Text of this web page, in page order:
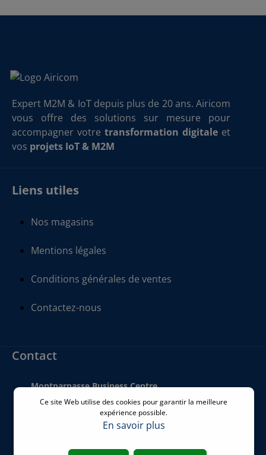
Expert M2M & IoT depuis plus de 20 ans. Airicom
vous offre des solutions sur mesure pour
accompagner votre transformation digitale et
vos projets IoT & M2M
Liens utiles
Nos magasins
Mentions légales
Conditions générales de ventes
Contactez-nous
Contact
Montparnasse Business Centre
140 bis Rue de Rennes
Téléphone:+33 01 77 62 46 24
Ce site Web utilise des cookies pour garantir la meilleure
expérience possible.
En savoir plus